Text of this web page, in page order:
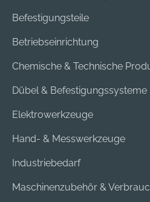
Befestigungsteile
Betriebseinrichtung
Chemische & Technische
Dübel & Befestigungssysteme
Elektrowerkzeuge
Hand- & Messwerkzeuge
Industriebedarf
Maschinenzubehör &